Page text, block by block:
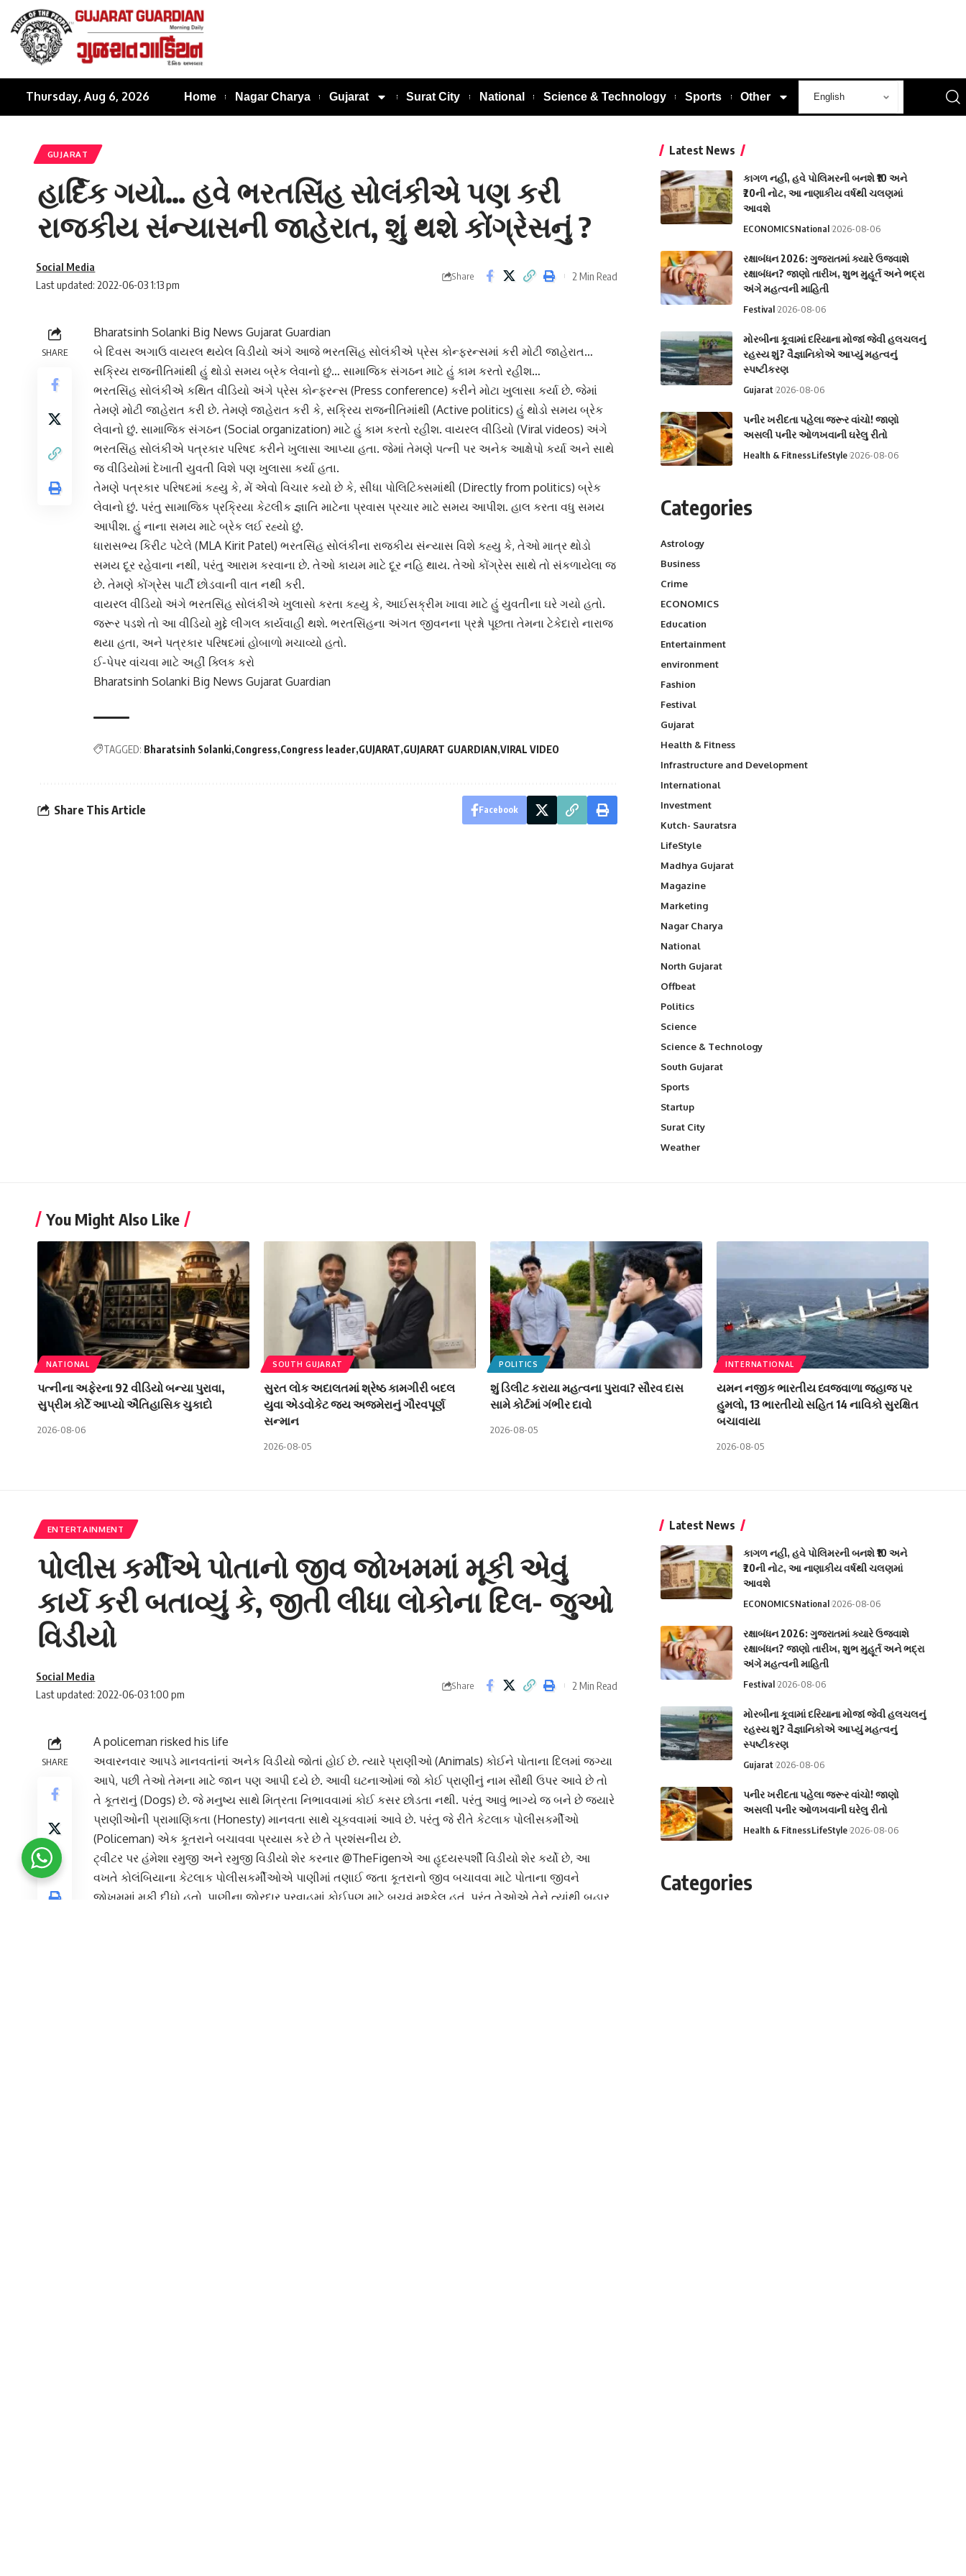
Thursday, Aug 6, 2026 Home Nagar Charya Gujarat Surat City National Science & Technology Sports Other
GUJARAT
હાર્દિક ગયો… હવે ભરતસિંહ સોલંકીએ પણ કરી
રાજકીય સંન્યાસની જાહેરાત, શું થશે કોંગ્રેસનું ?
Last updated: 2022-06-03 1:13 pm
Social Media
Share 2 Min Read
SHARE
Bharatsinh Solanki Big News Gujarat Guardian
બે દિવસ અગાઉ વાયરલ થયેલ વિડીયો અંગે આજે ભરતસિંહ સોલંકીએ પ્રેસ કોન્ફરન્સમાં કરી મોટી જાહેરાત…
સક્રિય રાજનીતિમાંથી હું થોડો સમય બ્રેક લેવાનો છું… સામાજિક સંગઠન માટે હું કામ કરતો રહીશ…
ભરતસિંહ સોલંકીએ કથિત વીડિયો અંગે પ્રેસ કોન્ફરન્સ (Press conference) કરીને મોટા ખુલાસા કર્યા છે. જેમાં
તેમણે મોટી જાહેરાત કરી છે. તેમણે જાહેરાત કરી કે, સક્રિય રાજનીતિમાંથી (Active politics) હું થોડો સમય બ્રેક
લેવાનો છું. સામાજિક સંગઠન (Social organization) માટે હું કામ કરતો રહીશ. વાયરલ વીડિયો (Viral videos) અંગે
ભરતસિંહ સોલંકીએ પત્રકાર પરિષદ કરીને ખુલાસા આપ્યા હતા. જેમાં તેમણે પત્ની પર અનેક આક્ષેપો કર્યા અને સાથે
જ વીડિયોમાં દેખાતી યુવતી વિશે પણ ખુલાસા કર્યા હતા.
તેમણે પત્રકાર પરિષદમાં કહ્યુ કે, મેં એવો વિચાર કયો છે કે, સીધા પોલિટિક્સમાંથી (Directly from politics) બ્રેક
લેવાનો છું. પરંતુ સામાજિક પ્રક્રિયા કેટલીક જ્ઞાતિ માટેના પ્રવાસ પ્રચાર માટે સમય આપીશ. હાલ કરતા વધુ સમય
આપીશ. હું નાના સમય માટે બ્રેક લઈ રહ્યો છું.
ધારાસભ્ય કિરીટ પટેલે (MLA Kirit Patel) ભરતસિંહ સોલંકીના રાજકીય સંન્યાસ વિશે કહ્યુ કે, તેઓ માત્ર થોડો
સમય દૂર રહેવાના નથી, પરંતુ આરામ કરવાના છે. તેઓ કાયમ માટે દૂર નહિ થાય. તેઓ કોંગ્રેસ સાથે તો સંકળાયેલા જ
છે. તેમણે કોંગ્રેસ પાર્ટી છોડવાની વાત નથી કરી.
વાયરલ વીડિયો અંગે ભરતસિંહ સોલંકીએ ખુલાસો કરતા કહ્યુ કે, આઈસક્રીમ ખાવા માટે હું યુવતીના ઘરે ગયો હતો.
જરૂર પડશે તો આ વીડિયો મુદ્દે લીગલ કાર્યવાહી થશે. ભરતસિંહના અંગત જીવનના પ્રશ્નો પૂછતા તેમના ટેકેદારો નારાજ
થયા હતા, અને પત્રકાર પરિષદમાં હોબાળો મચાવ્યો હતો.
ઈ-પેપર વાંચવા માટે અહીં ક્લિક કરો
Bharatsinh Solanki Big News Gujarat Guardian
TAGGED: Bharatsinh Solanki Congress Congress leader GUJARAT GUJARAT GUARDIAN VIRAL VIDEO
Share This Article Facebook
Latest News
કાગળ નહીં, હવે પોલિમરની બનશે ₹10 અને
₹20ની નોટ, આ નાણાકીય વર્ષથી ચલણમાં
આવશે
ECONOMICSNational 2026-08-06
રક્ષાબંધન 2026: ગુજરાતમાં ક્યારે ઉજવાશે
રક્ષાબંધન? જાણો તારીખ, શુભ મુહૂર્ત અને ભદ્રા
અંગે મહત્વની માહિતી
Festival 2026-08-06
મોરબીના કૂવામાં દરિયાના મોજાં જેવી હલચલનું
રહસ્ય શું? વૈજ્ઞાનિકોએ આપ્યું મહત્વનું
સ્પષ્ટીકરણ
Gujarat 2026-08-06
પનીર ખરીદતા પહેલા જરૂર વાંચો! જાણો
અસલી પનીર ઓળખવાની ઘરેલુ રીતો
Health & FitnessLifeStyle 2026-08-06
Categories
Astrology
Business
Crime
ECONOMICS
Education
Entertainment
environment
Fashion
Festival
Gujarat
Health & Fitness
Infrastructure and Development
International
Investment
Kutch- Sauratsra
LifeStyle
Madhya Gujarat
Magazine
Marketing
Nagar Charya
National
North Gujarat
Offbeat
Politics
Science
Science & Technology
South Gujarat
Sports
Startup
Surat City
Weather
You Might Also Like
NATIONAL
પત્નીના અફેરના 92 વીડિયો બન્યા પુરાવા,
સુપ્રીમ કોર્ટે આપ્યો ઐતિહાસિક ચુકાદો
2026-08-06
SOUTH GUJARAT
સુરત લોક અદાલતમાં શ્રેષ્ઠ કામગીરી બદલ
યુવા એડવોકેટ જય અજમેરાનું ગૌરવપૂર્ણ
સન્માન
2026-08-05
POLITICS
શું ડિલીટ કરાયા મહત્વના પુરાવા? સૌરવ દાસ
સામે કોર્ટમાં ગંભીર દાવો
2026-08-05
INTERNATIONAL
યમન નજીક ભારતીય ધ્વજવાળા જહાજ પર
હુમલો, 13 ભારતીયો સહિત 14 નાવિકો સુરક્ષિત
બચાવાયા
2026-08-05
ENTERTAINMENT
પોલીસ કર્મીએ પોતાનો જીવ જોખમમાં મૂકી એવું
કાર્ય કરી બતાવ્યું કે, જીતી લીધા લોકોના દિલ- જુઓ
વિડીયો
Last updated: 2022-06-03 1:00 pm
Social Media
Share 2 Min Read
SHARE
A policeman risked his life
અવારનવાર આપડે માનવતાંનાં અનેક વિડીયો જોતાં હોઈ છે. ત્યારે પ્રાણીઓ (Animals) કોઈને પોતાના દિલમાં જગ્યા
આપે, પછી તેઓ તેમના માટે જાન પણ આપી દયે છે. આવી ઘટનાઓમાં જો કોઈ પ્રાણીનું નામ સૌથી ઉપર આવે છે તો
તે કૂતરાનું (Dogs) છે. જે મનુષ્ય સાથે મિત્રતા નિભાવવામાં કોઈ કસર છોડતા નથી. પરંતુ આવું ભાગ્યે જ બને છે જ્યારે
પ્રાણીઓની પ્રામાણિકતા (Honesty) માનવતા સાથે ચૂકવવામાં આવે છે. પરંતુ જે રીતે કેટલાક પોલીસકર્મીઓ
(Policeman) એક કૂતરાને બચાવવા પ્રયાસ કરે છે તે પ્રશંસનીય છે.
ટ્વીટર પર હંમેશા રમુજી અને રમુજી વિડીયો શેર કરનાર @TheFigenએ આ હૃદયસ્પર્શી વિડીયો શેર કર્યો છે, આ
વખતે કોલંબિયાના કેટલાક પોલીસકર્મીઓએ પાણીમાં તણાઈ જતા કૂતરાનો જીવ બચાવવા માટે પોતાના જીવને
જોખમમાં મૂકી દીધો હતો. પાણીના જોરદાર પ્રવાહમાં કોઈપણ માટે બચવું મુશ્કેલ હતું, પરંતુ તેઓએ તેને ત્યાંથી બહાર
Latest News
કાગળ નહીં, હવે પોલિમરની બનશે ₹10 અને
₹20ની નોટ, આ નાણાકીય વર્ષથી ચલણમાં
આવશે
ECONOMICSNational 2026-08-06
રક્ષાબંધન 2026: ગુજરાતમાં ક્યારે ઉજવાશે
રક્ષાબંધન? જાણો તારીખ, શુભ મુહૂર્ત અને ભદ્રા
અંગે મહત્વની માહિતી
Festival 2026-08-06
મોરબીના કૂવામાં દરિયાના મોજાં જેવી હલચલનું
રહસ્ય શું? વૈજ્ઞાનિકોએ આપ્યું મહત્વનું
સ્પષ્ટીકરણ
Gujarat 2026-08-06
પનીર ખરીદતા પહેલા જરૂર વાંચો! જાણો
અસલી પનીર ઓળખવાની ઘરેલુ રીતો
Health & FitnessLifeStyle 2026-08-06
Categories